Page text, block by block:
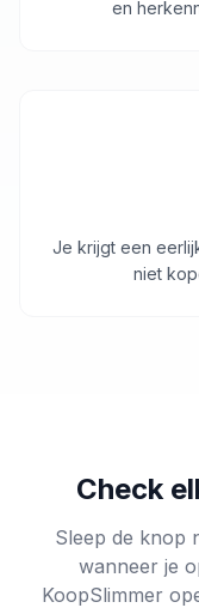
en
Je krijgt een
niet
Check
Sleep de knop
wanneer je
KoopSlimmer